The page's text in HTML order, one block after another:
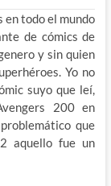
en todo el mundo
de cómics de
y sin quien
Yo no
suyo que leí,
200 en
que
aquello fue un